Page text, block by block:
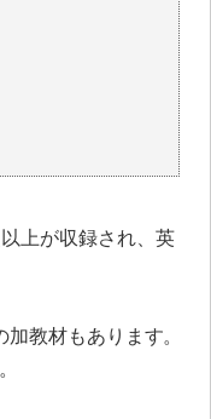
上が収録され、英
教材もあります。